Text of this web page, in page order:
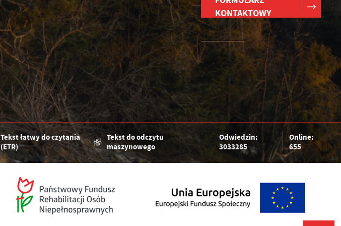
KONTAKTOWY
Tekst łatwy do czytania
(ETR)
Tekst do odczytu
maszynowego
Odwiedzin:
3033285
Online:
655